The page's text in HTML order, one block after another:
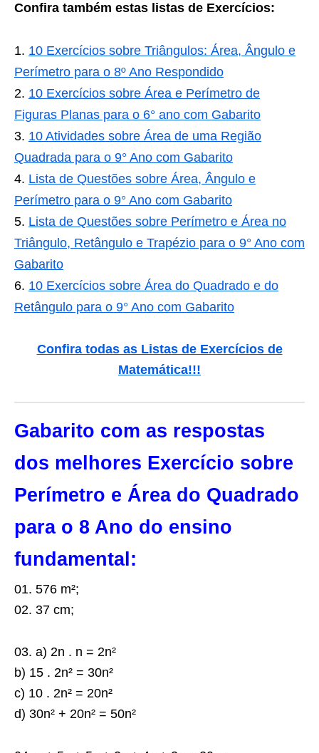
Confira também estas listas de Exercícios:
10 Exercícios sobre Triângulos: Área, Ângulo e
Perímetro para o 8º Ano Respondido
10 Exercícios sobre Área e Perímetro de
Figuras Planas para o 6° ano com Gabarito
10 Atividades sobre Área de uma Região
Quadrada para o 9° Ano com Gabarito
Lista de Questões sobre Área, Ângulo e
Perímetro para o 9° Ano com Gabarito
Lista de Questões sobre Perímetro e Área no
Triângulo, Retângulo e Trapézio para o 9° Ano com
Gabarito
10 Exercícios sobre Área do Quadrado e do
Retângulo para o 9° Ano com Gabarito
Confira todas as Listas de Exercícios de
Matemática!!!
Gabarito com as respostas
dos melhores Exercício sobre
Perímetro e Área do Quadrado
para o 8 Ano do ensino
fundamental:
01. 576 m²;
02. 37 cm;
03. a) 2n . n = 2n²
b) 15 . 2n² = 30n²
c) 10 . 2n² = 20n²
d) 30n² + 20n² = 50n²